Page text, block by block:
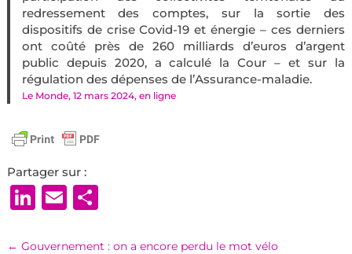
redressement des comptes, sur la sortie des
dispositifs de crise Covid-19 et énergie – ces derniers
ont coûté près de 260 milliards d’euros d’argent
public depuis 2020, a calculé la Cour – et sur la
régulation des dépenses de l’Assurance-maladie.
Le Monde, 12 mars 2024, en ligne
Partager sur :
LinkedIn
EmailPartager
← Gouvernement : on a encore perdu le mot vélo